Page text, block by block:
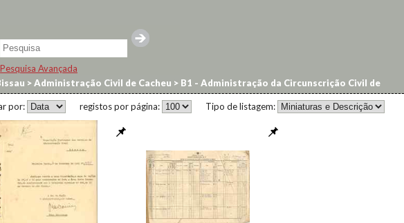
Pesquisa Avançada
>Administração Civil de Cacheu > B1 - Administração da Circunscrição Civil de
Indígena
Tipo de listagem:
registos por página:
por: